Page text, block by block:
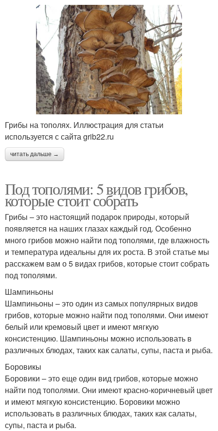
Грибы на тополях. Иллюстрация для статьи
используется с сайта grib22.ru
читать дальше →
Под тополями: 5 видов грибов,
которые стоит собрать
Грибы – это настоящий подарок природы, который
появляется на наших глазах каждый год. Особенно
много грибов можно найти под тополями, где влажность
и температура идеальны для их роста. В этой статье мы
расскажем вам о 5 видах грибов, которые стоит собрать
под тополями.
Шампиньоны
Шампиньоны – это один из самых популярных видов
грибов, которые можно найти под тополями. Они имеют
белый или кремовый цвет и имеют мягкую
консистенцию. Шампиньоны можно использовать в
различных блюдах, таких как салаты, супы, паста и рыба.
Боровикы
Боровики – это еще один вид грибов, которые можно
найти под тополями. Они имеют красно-коричневый цвет
и имеют мягкую консистенцию. Боровики можно
использовать в различных блюдах, таких как салаты,
супы, паста и рыба.